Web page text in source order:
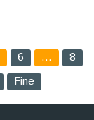
6 …
8
Fine